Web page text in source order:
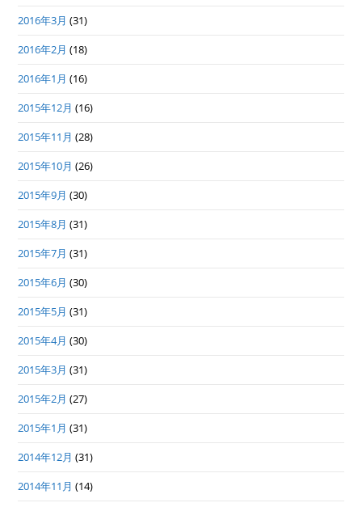
2016年3月 (31)
2016年2月 (18)
2016年1月 (16)
2015年12月 (16)
2015年11月 (28)
2015年10月 (26)
2015年9月 (30)
2015年8月 (31)
2015年7月 (31)
2015年6月 (30)
2015年5月 (31)
2015年4月 (30)
2015年3月 (31)
2015年2月 (27)
2015年1月 (31)
2014年12月 (31)
2014年11月 (14)